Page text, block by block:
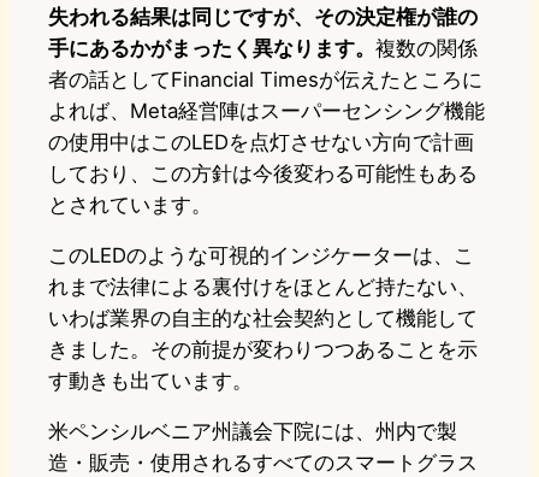
失われる結果は同じですが、その決定権が誰の
手にあるかがまったく異なります。 複数の関係
者の話としてFinancial Timesが伝えたところに
よれば、Meta経営陣はスーパーセンシング機能
の使用中はこのLEDを点灯させない方向で計画
しており、この方針は今後変わる可能性もある
とされています。
このLEDのような可視的インジケーターは、こ
れまで法律による裏付けをほとんど持たない、
いわば業界の自主的な社会契約として機能して
きました。その前提が変わりつつあることを示
す動きも出ています。
米ペンシルベニア州議会下院には、州内で製
造・販売・使用されるすべてのスマートグラス